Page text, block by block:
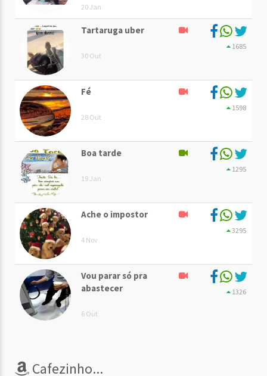
20 Jan
Tartaruga uber
30 Out
1685
Fé
28 Out
1598
Boa tarde
19 Jan
1295
Ache o impostor
4 Nov
3295
Vou parar só pra
abastecer
6 Out
1326
Cafezinho...